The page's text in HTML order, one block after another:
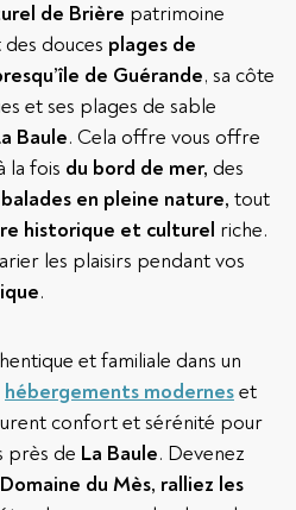
de Brière patrimoine
des douces plages de
de Guérande, sa côte
et ses plages de sable
Baule. Cela offre vous offre
la fois du bord de mer, des
en pleine nature, tout
historique et culturel riche.
les plaisirs pendant vos
.
et familiale dans un
hébergements moderneset
confort et sérénité pour
près de La Baule. Devenez
Domaine du Mès, ralliez les